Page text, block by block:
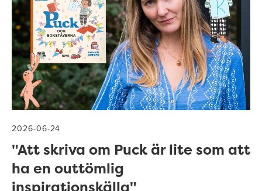
2026-06-24
"Att skriva om Puck är lite som att
ha en outtömlig